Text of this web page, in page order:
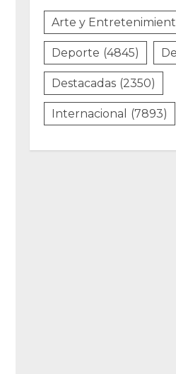
Arte y
Deporte (4845)
Destacadas (2350)
Internacional (7893)